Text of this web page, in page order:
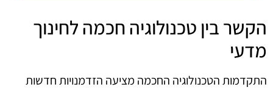
הקשר בין טכנולוגיה חכמה לחינוך
מדעי
התקדמות הטכנולוגיה החכמה מציעה הזדמנויות חדשות